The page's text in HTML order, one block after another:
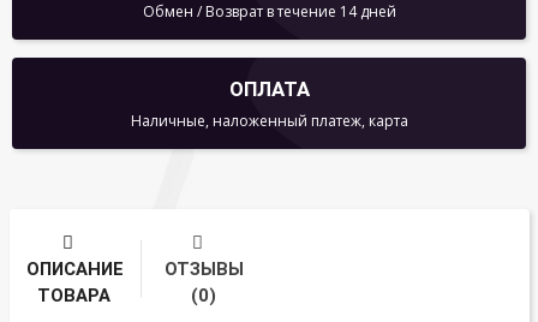
Обмен / Возврат в течение 14 дней
ОПЛАТА
Наличные, наложенный платеж, карта
ОПИСАНИЕ
ТОВАРА
ОТЗЫВЫ
(0)